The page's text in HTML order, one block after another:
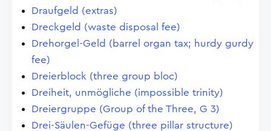
Draufgeld (extras)
Dreckgeld (waste disposal fee)
Drehorgel-Geld (barrel organ tax; hurdy gurdy
fee)
Dreierblock (three group bloc)
Dreiheit, unmögliche (impossible trinity)
Dreiergruppe (Group of the Three, G 3)
Drei-Säulen-Gefüge (three pillar structure)